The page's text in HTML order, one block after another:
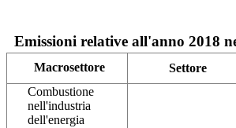
Emissioni relative all'anno 2018
Macrosettore Settore
Combustione
nell'industria
dell'energia